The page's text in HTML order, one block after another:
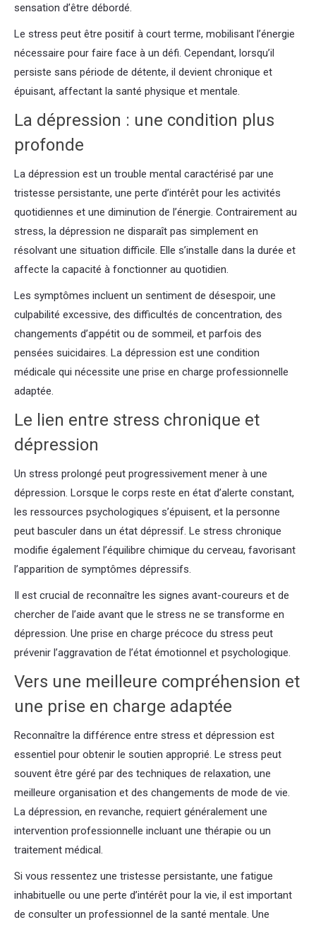
sensation d’être débordé.
Le stress peut être positif à court terme, mobilisant l’énergie
nécessaire pour faire face à un défi. Cependant, lorsqu’il
persiste sans période de détente, il devient chronique et
épuisant, affectant la santé physique et mentale.
La dépression : une condition plus
profonde
La dépression est un trouble mental caractérisé par une
tristesse persistante, une perte d’intérêt pour les activités
quotidiennes et une diminution de l’énergie. Contrairement au
stress, la dépression ne disparaît pas simplement en
résolvant une situation difficile. Elle s’installe dans la durée et
affecte la capacité à fonctionner au quotidien.
Les symptômes incluent un sentiment de désespoir, une
culpabilité excessive, des difficultés de concentration, des
changements d’appétit ou de sommeil, et parfois des
pensées suicidaires. La dépression est une condition
médicale qui nécessite une prise en charge professionnelle
adaptée.
Le lien entre stress chronique et
dépression
Un stress prolongé peut progressivement mener à une
dépression. Lorsque le corps reste en état d’alerte constant,
les ressources psychologiques s’épuisent, et la personne
peut basculer dans un état dépressif. Le stress chronique
modifie également l’équilibre chimique du cerveau, favorisant
l’apparition de symptômes dépressifs.
Il est crucial de reconnaître les signes avant-coureurs et de
chercher de l’aide avant que le stress ne se transforme en
dépression. Une prise en charge précoce du stress peut
prévenir l’aggravation de l’état émotionnel et psychologique.
Vers une meilleure compréhension et
une prise en charge adaptée
Reconnaître la différence entre stress et dépression est
essentiel pour obtenir le soutien approprié. Le stress peut
souvent être géré par des techniques de relaxation, une
meilleure organisation et des changements de mode de vie.
La dépression, en revanche, requiert généralement une
intervention professionnelle incluant une thérapie ou un
traitement médical.
Si vous ressentez une tristesse persistante, une fatigue
inhabituelle ou une perte d’intérêt pour la vie, il est important
de consulter un professionnel de la santé mentale. Une